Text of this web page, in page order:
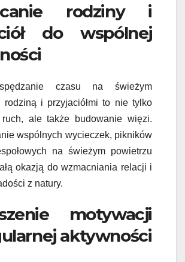
rodziny i
do wspólnej
czasu na świeżym
rodziną i przyjaciółmi to nie tylko
ale także budowanie więzi.
wspólnych wycieczek, pikników
na świeżym powietrzu
okazją do wzmacniania relacji i
z natury.
motywacji
aktywności